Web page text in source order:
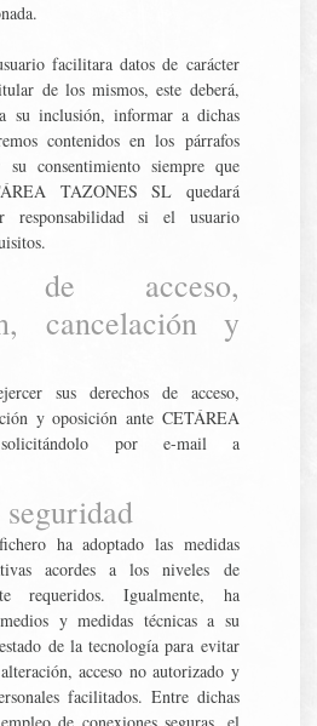
facilitara datos de carácter
de los mismos, este deberá,
su inclusión, informar a dichas
contenidos en los párrafos
consentimiento siempre que
TAZONES SL quedará
responsabilidad si el usuario
de acceso,
cancelación y
sus derechos de acceso,
y oposición ante CETÁREA
por e-mail a
ha adoptado las medidas
acordes a los niveles de
requeridos. Igualmente, ha
y medidas técnicas a su
de la tecnología para evitar
acceso no autorizado y
facilitados. Entre dichas